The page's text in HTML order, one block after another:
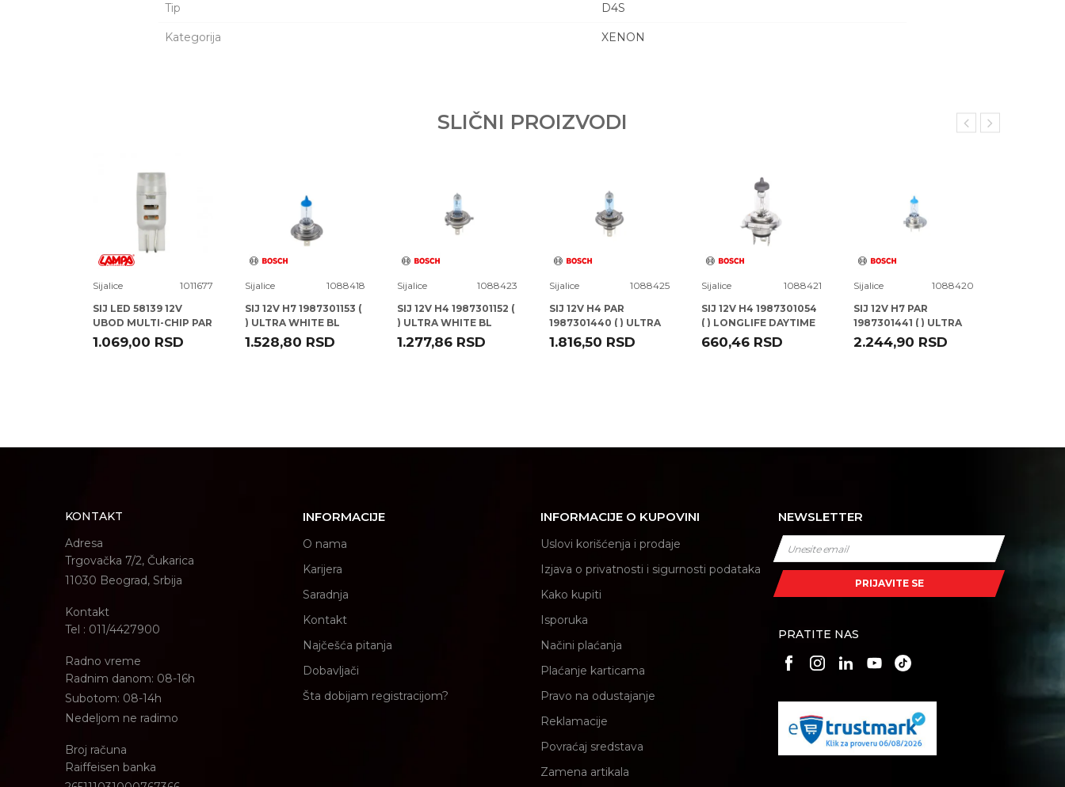
Tip D4S
Kategorija XENON
SLIČNI PROIZVODI
Sijalice
1011677
SIJ LED 58139 12V
UBOD MULTI-CHIP PAR
LAMPA
1.069,00 RSD
Sijalice
1088418
SIJ 12V H7 1987301153 (
) ULTRA WHITE BL
BOSCH
1.528,80 RSD
Sijalice
1088423
SIJ 12V H4 1987301152 (
) ULTRA WHITE BL
BOSCH
1.277,86 RSD
Sijalice
1088425
SIJ 12V H4 PAR
1987301440 ( ) ULTRA
WHITE DBL BOSCH
1.816,50 RSD
Sijalice
1088421
SIJ 12V H4 1987301054
( ) LONGLIFE DAYTIME
BL BOSCH
660,46 RSD
Sijalice
1088420
SIJ 12V H7 PAR
1987301441 ( ) ULTRA
WHITE DBL BOSCH
2.244,90 RSD
KONTAKT
Adresa
Trgovačka 7/2, Čukarica
11030 Beograd, Srbija
Kontakt
Tel : 011/4427900
Radno vreme
Radnim danom: 08-16h
Subotom: 08-14h
Nedeljom ne radimo
Broj računa
Raiffeisen banka
INFORMACIJE
O nama
Karijera
Saradnja
Kontakt
Najčešća pitanja
Dobavljači
Šta dobijam registracijom?
INFORMACIJE O KUPOVINI
Uslovi korišćenja i prodaje
Izjava o privatnosti i sigurnosti podataka
Kako kupiti
Isporuka
Načini plaćanja
Plaćanje karticama
Pravo na odustajanje
Reklamacije
Povraćaj sredstava
Zamena artikala
NEWSLETTER
PRIJAVITE SE
PRATITE NAS